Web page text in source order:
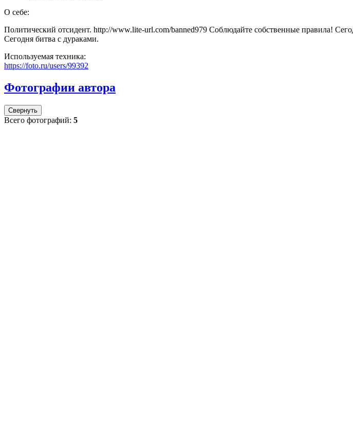
О себе:
Политический отсидент. http://www.lite-url.com/banned979 Соблюдайте собственные правила!
Сегодня битва с дураками.
Используемая техника:
https://foto.ru/users/99392
Фотографии автора
Свернуть
Всего фотографий: 5